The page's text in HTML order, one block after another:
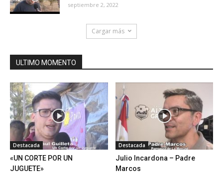
septiembre 2, 2022
Cargar más
ULTIMO MOMENTO
Destacada
«UN CORTE POR UN
JUGUETE»
Destacada
Julio Incardona – Padre
Marcos